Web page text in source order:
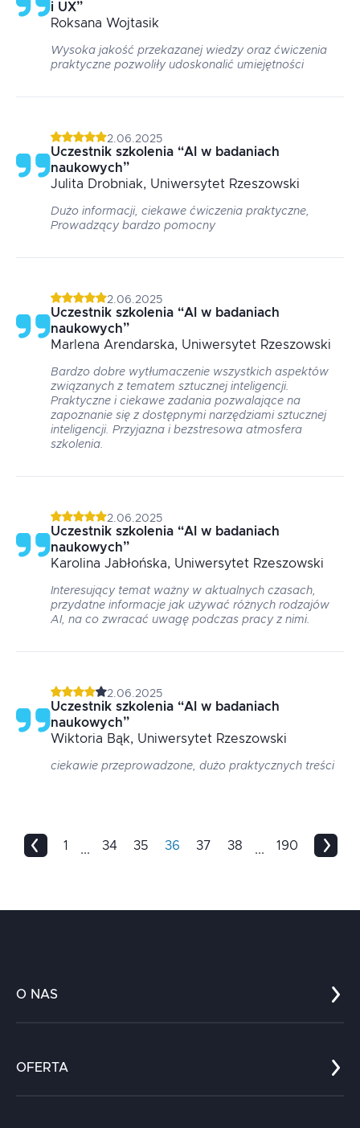
i UX”
Roksana Wojtasik
Wysoka jakość przekazanej wiedzy oraz ćwiczenia
praktyczne pozwoliły udoskonalić umiejętności
2.06.2025
Uczestnik szkolenia “AI w badaniach
naukowych”
Julita Drobniak, Uniwersytet Rzeszowski
Dużo informacji, ciekawe ćwiczenia praktyczne,
Prowadzący bardzo pomocny
2.06.2025
Uczestnik szkolenia “AI w badaniach
naukowych”
Marlena Arendarska, Uniwersytet Rzeszowski
Bardzo dobre wytłumaczenie wszystkich aspektów
związanych z tematem sztucznej inteligencji.
Praktyczne i ciekawe zadania pozwalające na
zapoznanie się z dostępnymi narzędziami sztucznej
inteligencji. Przyjazna i bezstresowa atmosfera
szkolenia.
2.06.2025
Uczestnik szkolenia “AI w badaniach
naukowych”
Karolina Jabłońska, Uniwersytet Rzeszowski
Interesujący temat ważny w aktualnych czasach,
przydatne informacje jak używać różnych rodzajów
AI, na co zwracać uwagę podczas pracy z nimi.
2.06.2025
Uczestnik szkolenia “AI w badaniach
naukowych”
Wiktoria Bąk, Uniwersytet Rzeszowski
ciekawie przeprowadzone, dużo praktycznych treści
1 ... 34 35 36 37 38 ... 190
O NAS
Kariera
OFERTA